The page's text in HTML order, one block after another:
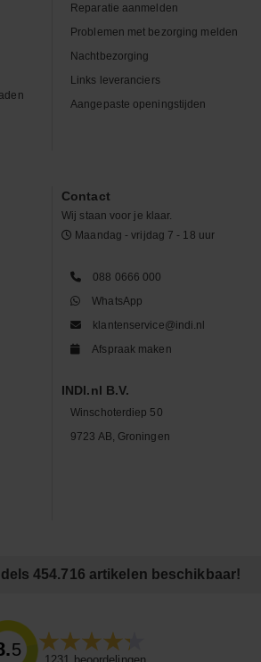
Reparatie aanmelden
Problemen met bezorging melden
Nachtbezorging
Links leveranciers
Aangepaste openingstijden
Contact
Wij staan voor je klaar.
Maandag - vrijdag 7 - 18 uur
088 0666 000
WhatsApp
klantenservice@indi.nl
Afspraak maken
INDI.nl B.V.
Winschoterdiep 50
9723 AB, Groningen
454.716 artikelen beschikbaar!
8.5